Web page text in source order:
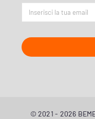
© 2021 - 2026